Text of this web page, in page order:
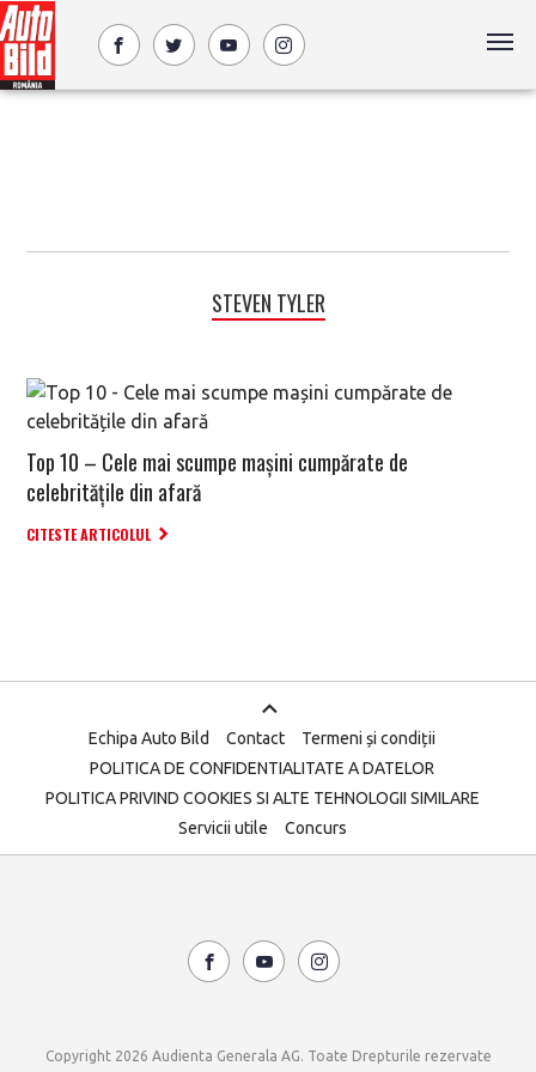
STEVEN TYLER
Top 10 – Cele mai scumpe mașini cumpărate de
celebritățile din afară
CITESTE ARTICOLUL
Echipa Auto Bild Contact
Termeni și condiții
POLITICA DE CONFIDENTIALITATE A DATELOR
POLITICA PRIVIND COOKIES SI ALTE TEHNOLOGII SIMILARE
Servicii utile
Concurs
Copyright 2026 Audienta Generala AG. Toate Drepturile rezervate